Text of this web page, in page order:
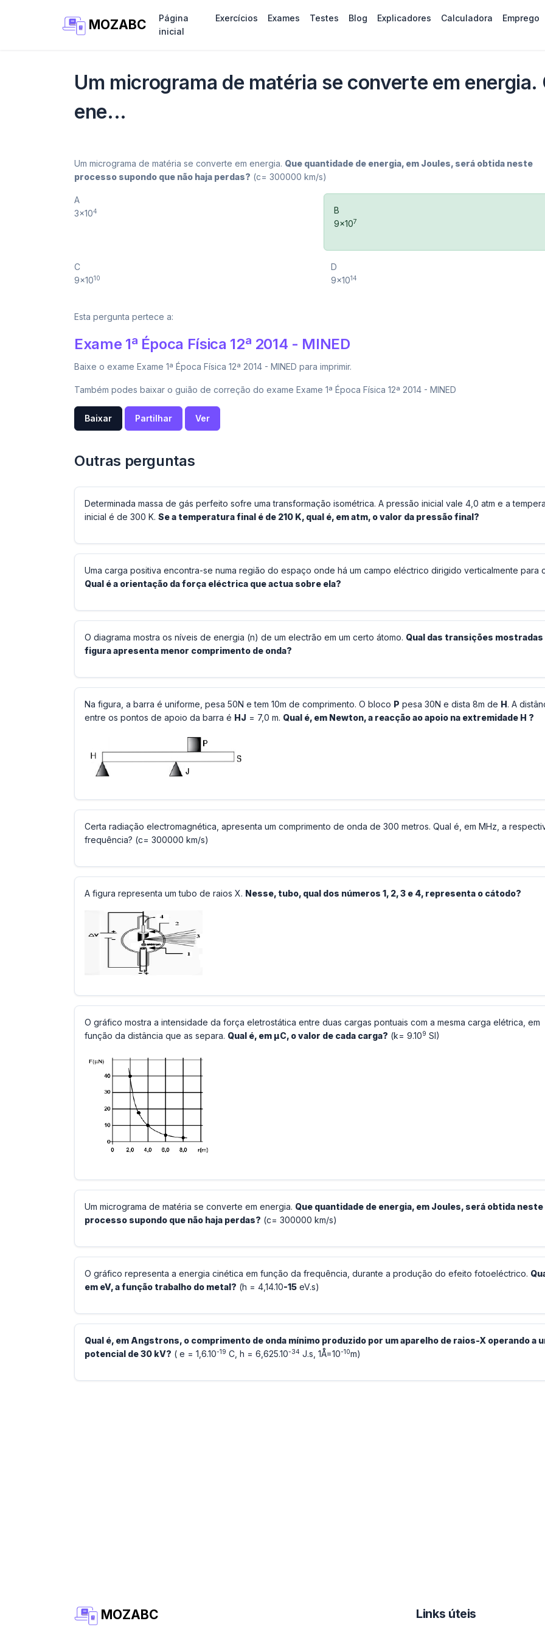
MOZABC
Página
inicial
Exercícios Exames Testes Blog Explicadores Calculadora Emprego
Um micrograma de matéria se converte em energia.
ene...
Um micrograma de matéria se converte em energia. Que quantidade de energia, em Joules, será obtida neste
processo supondo que não haja perdas? (c= 300000 km/s)
A
3×104
B
9×107
C
9×1010
D
9×1014
Esta pergunta pertece a:
Exame 1ª Época Física 12ª 2014 - MINED
Baixe o exame Exame 1ª Época Física 12ª 2014 - MINED para imprimir.
Também podes baixar o guião de correção do exame Exame 1ª Época Física 12ª 2014 - MINED
Baixar Partilhar Ver
Outras perguntas
Determinada massa de gás perfeito sofre uma transformação isométrica. A pressão inicial vale 4,0 atm e a
inicial é de 300 K. Se a temperatura final é de 210 K, qual é, em atm, o valor da pressão final?
Uma carga positiva encontra-se numa região do espaço onde há um campo eléctrico dirigido verticalmente para
Qual é a orientação da força eléctrica que actua sobre ela?
O diagrama mostra os níveis de energia (n) de um electrão em um certo átomo. Qual das transições mostradas
figura apresenta menor comprimento de onda?
Na figura, a barra é uniforme, pesa 50N e tem 10m de comprimento. O bloco P pesa 30N e dista 8m de H. A
entre os pontos de apoio da barra é HJ = 7,0 m. Qual é, em Newton, a reacção ao apoio na extremidade H ?
Certa radiação electromagnética, apresenta um comprimento de onda de 300 metros. Qual é, em MHz, a
frequência? (c= 300000 km/s)
A figura representa um tubo de raios X. Nesse, tubo, qual dos números 1, 2, 3 e 4, representa o cátodo?
O gráfico mostra a intensidade da força eletrostática entre duas cargas pontuais com a mesma carga elétrica, em
função da distância que as separa. Qual é, em μC, o valor de cada carga? (k= 9.109 SI)
Um micrograma de matéria se converte em energia. Que quantidade de energia, em Joules, será obtida neste
processo supondo que não haja perdas? (c= 300000 km/s)
O gráfico representa a energia cinética em função da frequência, durante a produção do efeito fotoeléctrico.
em eV, a função trabalho do metal? (h = 4,14.10-15 eV.s)
Qual é, em Angstrons, o comprimento de onda mínimo produzido por um aparelho de raios-X operando a
potencial de 30 kV? ( e = 1,6.10-19 C, h = 6,625.10-34 J.s, 1Å=10-10m)
MOZABC Links úteis